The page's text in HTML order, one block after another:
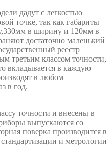
дадут с легкостью
точке, так как габариты
в ширину и 120мм в
достаточно маленький
реестр
третьим классом точности,
вкладывается в каждую
в любом
в год.
точности и внесены в
выпускаются со
поверка производится в
и метрологии